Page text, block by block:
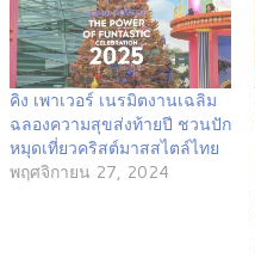
คิง เพาเวอร์ เนรมิตงานเฉลิม
ฉลองความสุขส่งท้ายปี ชวนปัก
หมุดเที่ยวคริสต์มาสสไตล์ไทย
พฤศจิกายน 27, 2024